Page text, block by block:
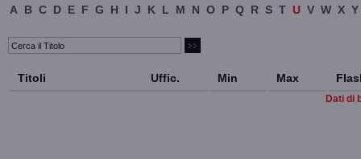
A B C D E F G H I J K L M N O P Q R S T U V W X Y
Titoli Uffic. Min Max
Dati di